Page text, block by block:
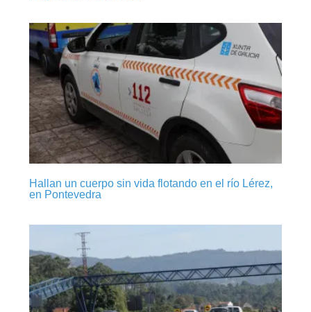
Hallan un cuerpo sin vida flotando en el río Lérez,
en Pontevedra